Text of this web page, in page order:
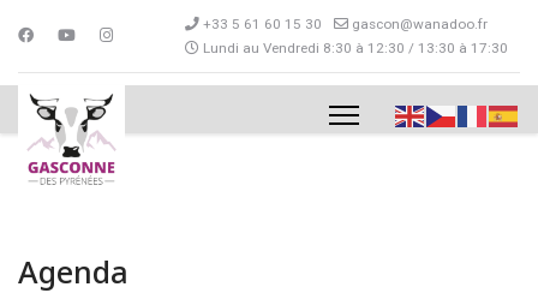
+33 5 61 60 15 30
gascon@wanadoo.fr
Lundi au Vendredi 8:30 à 12:30 / 13:30 à 17:30
Agenda